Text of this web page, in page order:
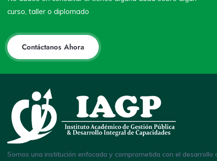
curso, taller o diplomado
Contáctanos Ahora
Somos una institución enfocada y comprometida con el desarrollo